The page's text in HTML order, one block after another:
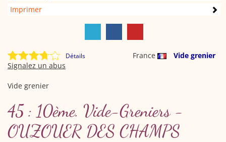
Imprimer
Détails France
Vide grenier
Signalez un abus
Vide grenier
45 : 10ème. Vide-Greniers -
OUZOUER DES CHAMPS